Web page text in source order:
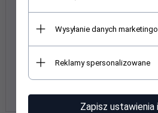
Wysyłanie danych
Reklamy spersonalizowane
Zapisz ustawienia